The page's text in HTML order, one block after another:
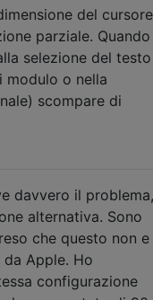
del cursore
parziale. Quando
selezione del testo
modulo o nella
scompare di
davvero il problema,
alternativa. Sono
che questo non e
Apple. Ho
configurazione